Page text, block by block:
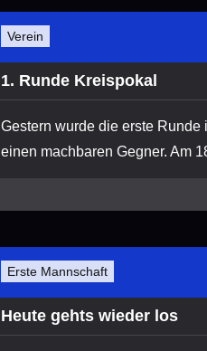
Verein
1. Runde Kreispokal
Gestern wurde die erste
einen machbaren Gegner. Am
Erste Mannschaft
Heute gehts wieder los